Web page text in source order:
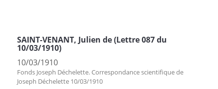
SAINT-VENANT, Julien de (Lettre 087 du
10/03/1910)
10/03/1910
Fonds Joseph Déchelette. Correspondance scientifique de
Joseph Déchelette 10/03/1910